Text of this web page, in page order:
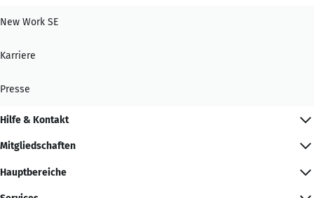
New Work SE
Karriere
Presse
Hilfe & Kontakt
Mitgliedschaften
Hauptbereiche